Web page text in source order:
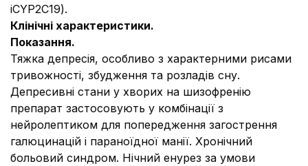
іCYP2C19).
Клінічні характеристики.
Показання.
Тяжка депресія, особливо з характерними рисами
тривожності, збудження та розладів сну.
Депресивні стани у хворих на шизофренію
препарат застосовують у комбінації з
нейролептиком для попередження загострення
галюцинацій і параноїдної манії. Хронічний
больовий синдром. Нічний енурез за умови